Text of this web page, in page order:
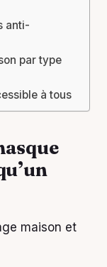
anti-
par type
à tous